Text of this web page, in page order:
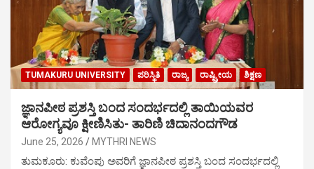
TUMAKURU UNIVERSITY ಪರಿಸ್ಥಿತಿ ರಾಜ್ಯ ರಾಷ್ಟ್ರೀಯ ಶಿಕ್ಷಣ
ಜ್ಞಾನಪೀಠ ಪ್ರಶಸ್ತಿ ಬಂದ ಸಂದರ್ಭದಲ್ಲಿ ತಾಯಿಯವರ
ಆರೋಗ್ಯವೂ ಕ್ಷೀಣಿಸಿತು- ತಾರಿಣಿ ಚಿದಾನಂದಗೌಡ
June 25, 2026 MYTHRI NEWS
ತುಮಕೂರು: ಕುವೆಂಪು ಅವರಿಗೆ ಜ್ಞಾನಪೀಠ ಪ್ರಶಸ್ತಿ ಬಂದ ಸಂದರ್ಭದಲ್ಲಿ